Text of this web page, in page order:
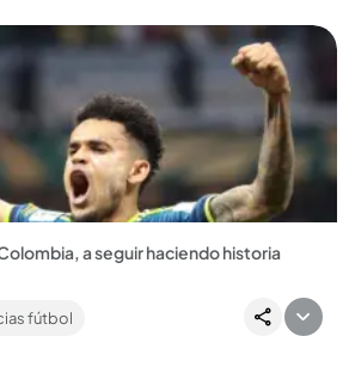
Compartir Noticia
a seguir haciendo historia
buscará este martes, 7 de julio (3:00
el buen camino que trae en este
fútbol